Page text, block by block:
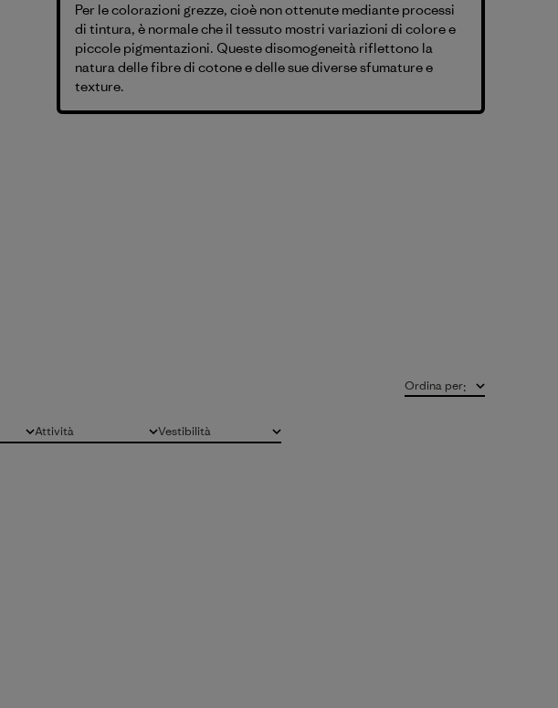
Per le colorazioni grezze, cioè non ottenute mediante processi
di tintura, è normale che il tessuto mostri variazioni di colore e
piccole pigmentazioni. Queste disomogeneità riflettono la
natura delle fibre di cotone e delle sue diverse sfumature e
texture.
Attività
Tutto Vestibilità
Tutto
Ordina per: